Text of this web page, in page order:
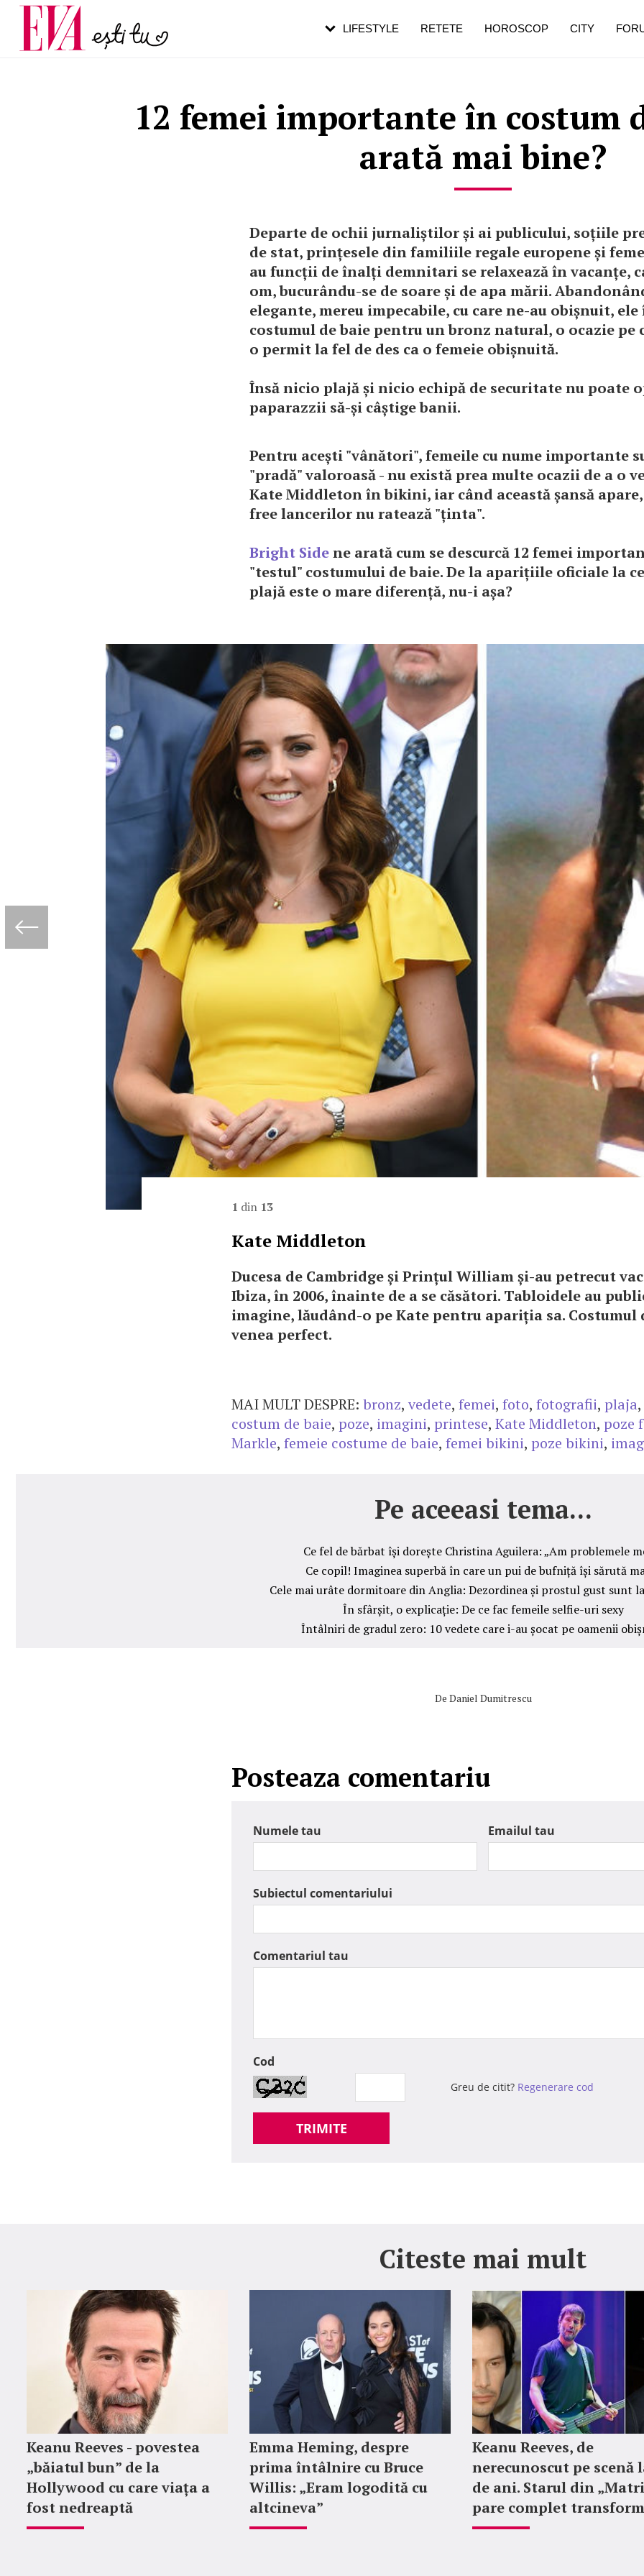
12 femei importante în costum
arată mai bine?
Departe de ochii jurnaliștilor și ai publicului, soțiile
de stat, prințesele din familiile regale europene și
au funcții de înalți demnitari se relaxează în vacanțe,
om, bucurându-se de soare și de apa mării.
elegante, mereu impecabile, cu care ne-au obișnuit, ele
costumul de baie pentru un bronz natural, o ocazie pe
o permit la fel de des ca o femeie obișnuită.
Însă nicio plajă și nicio echipă de securitate nu poate
paparazzii să-și câștige banii.
Pentru acești "vânători", femeile cu nume importante
"pradă" valoroasă - nu există prea multe ocazii de a o
Kate Middleton în bikini, iar când această șansă
free lancerilor nu ratează "ținta".
Bright Sidene arată cum se descurcă 12 femei
"testul" costumului de baie. De la aparițiile oficiale la
plajă este o mare diferență, nu-i așa?
1 din 13
Kate Middleton
Ducesa de Cambridge și Prințul William și-au petrecut
Ibiza, în 2006, înainte de a se căsători. Tabloidele au
imagine, lăudând-o pe Kate pentru apariția sa. Costumul
venea perfect.
MAI MULT DESPRE: bronz, vedete, femei, foto, fotografii, plaja,
costum de baie, poze, imagini, printese, Kate Middleton, poze
Markle, femeie costume de baie, femei bikini, poze bikini,
Pe aceeasi tema...
Ce fel de bărbat își dorește Christina Aguilera: „Am problemele
Ce copil! Imaginea superbă în care un pui de bufniță își sărută
Cele mai urâte dormitoare din Anglia: Dezordinea și prostul gust sunt la
În sfârșit, o explicație: De ce fac femeile selfie-uri sexy
Întâlniri de gradul zero: 10 vedete care i-au șocat pe oamenii
De Daniel Dumitrescu
Posteaza comentariu
Numele tau Emailul tau
Subiectul comentariului
Comentariul tau
Cod
Greu de citit? Regenerare cod
TRIMITE
Citeste mai mult
Keanu Reeves - povestea
„băiatul bun” de la
Hollywood cu care viața a
fost nedreaptă
Emma Heming, despre
prima întâlnire cu Bruce
Willis: „Eram logodită cu
altcineva”
Keanu Reeves, de
nerecunoscut pe scenă
de ani. Starul din
pare complet
LIFESTYLE RETETE HOROSCOP CITY
Carieră
Actualitate
pe măsură ce înaintezi în vârstă
de dureroasă este investigația